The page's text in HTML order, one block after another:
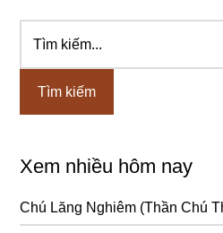
Sidebar
chính
kiếm...
Xem nhiều hôm nay
Chú Lăng Nghiêm (Thần Chú